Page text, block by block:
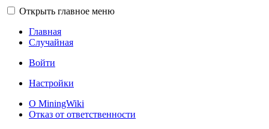
Открыть главное меню
Главная
Случайная
Войти
Настройки
О MiningWiki
Отказ от ответственности